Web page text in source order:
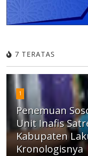
7 TERATAS
1
Penemuan
Unit Inafis
Kabupaten
Kronologisnya